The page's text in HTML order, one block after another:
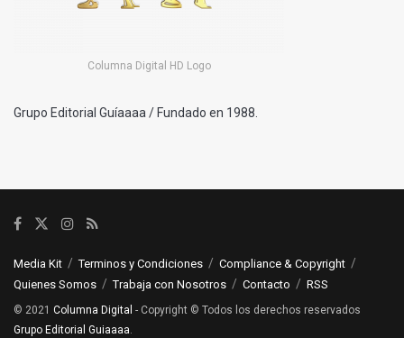
Columna Digital HD Logo
Grupo Editorial Guíaaaa / Fundado en 1988.
Media Kit Terminos y Condiciones
Compliance & Copyright
Quienes Somos
Trabaja con Nosotros Contacto RSS
© 2021 Columna Digital - Copyright © Todos los derechos reservados
Grupo Editorial Guiaaaa.